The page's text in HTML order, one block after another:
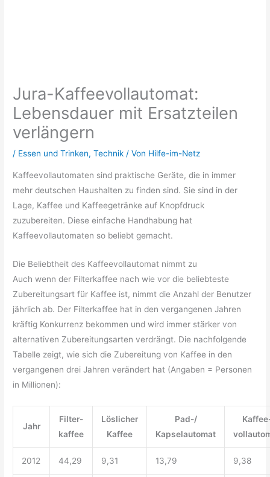
Jura-Kaffeevollautomat:
Lebensdauer mit Ersatzteilen
verlängern
/ Essen und Trinken,Technik / Von Hilfe-im-Netz
Kaffeevollautomaten sind praktische Geräte, die in immer
mehr deutschen Haushalten zu finden sind. Sie sind in der
Lage, Kaffee und Kaffeegetränke auf Knopfdruck
zuzubereiten. Diese einfache Handhabung hat
Kaffeevollautomaten so beliebt gemacht.
Die Beliebtheit des Kaffeevollautomat nimmt zu
Auch wenn der Filterkaffee nach wie vor die beliebteste
Zubereitungsart für Kaffee ist, nimmt die Anzahl der Benutzer
jährlich ab. Der Filterkaffee hat in den vergangenen Jahren
kräftig Konkurrenz bekommen und wird immer stärker von
alternativen Zubereitungsarten verdrängt. Die nachfolgende
Tabelle zeigt, wie sich die Zubereitung von Kaffee in den
vergangenen drei Jahren verändert hat (Angaben = Personen
in Millionen):
Jahr
Filter-
kaffee
Löslicher
Kaffee
Pad-/
Kapselautomat
2012 44,29 9,31 13,79 9,38